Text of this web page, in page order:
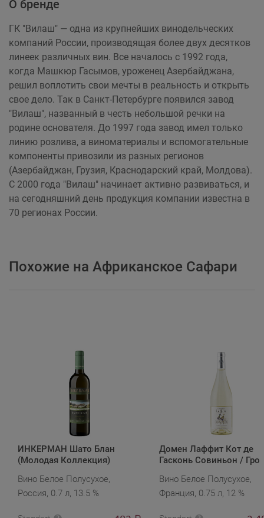
О бренде
ГК "Вилаш" — одна из крупнейших винодельческих
компаний России, производящая более двух десятков
линеек различных вин. Все началось с 1992 года,
когда Машкюр Гасымов, уроженец Азербайджана,
решил воплотить свои мечты в реальность и открыть
свое дело. Так в Санкт-Петербурге появился завод
"Вилаш", названный в честь небольшой речки на
родине основателя. До 1997 года завод имел только
линию розлива, а виноматериалы и вспомогательные
компоненты привозили из разных регионов
(Азербайджан, Грузия, Краснодарский край, Молдова).
С 2000 года "Вилаш" начинает активно развиваться, и
на сегодняшний день продукция компании известна в
70 регионах России.
Похожие на Африканское Сафари
ИНКЕРМАН Шато Блан
(Молодая Коллекция)
Вино Белое Полусухое,
Россия, 0.7 л, 13.5 %
Домен Лаффит Кот де
Гасконь Совиньон / Гро
Вино Белое Полусухое,
Франция, 0.75 л, 12 %